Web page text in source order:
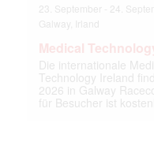
23. September
24.
Galway, Irland
Medical
Die internationale
Technology Ireland
2026 in Galway
für Besucher ist